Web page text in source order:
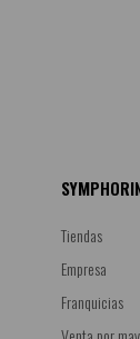
Tiendas
Empresa
Franquicias